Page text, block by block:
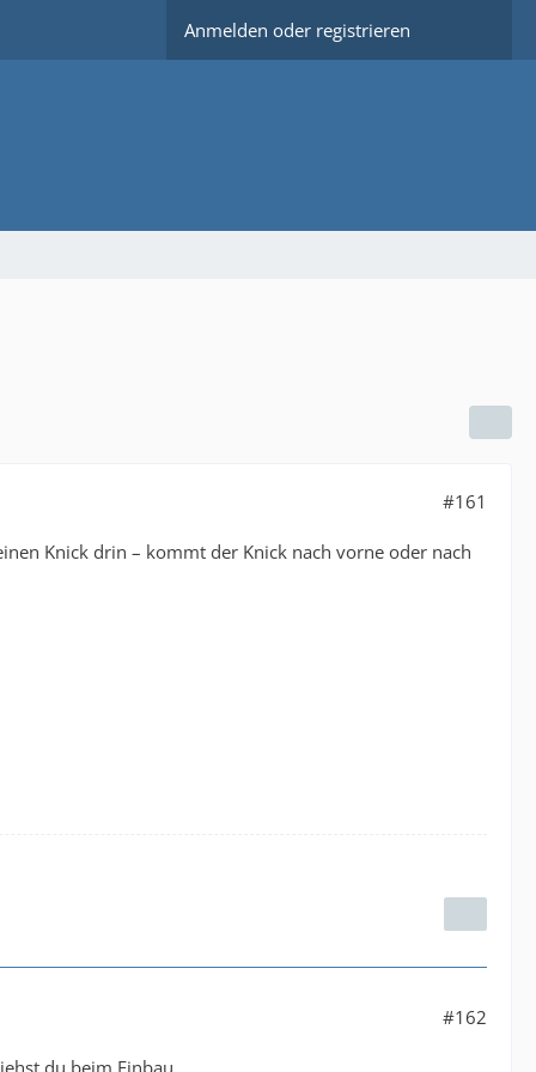
Anmelden oder registrieren
#161
Knick drin – kommt der Knick nach vorne oder nach
#162